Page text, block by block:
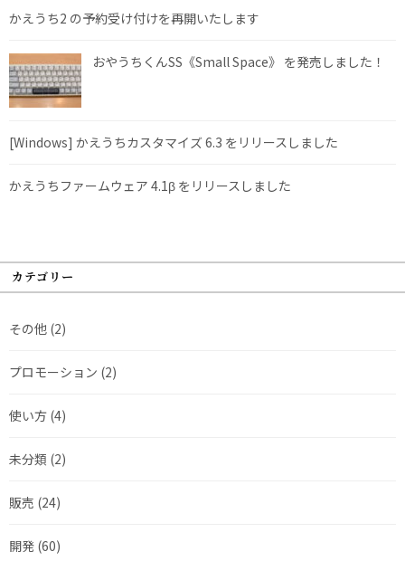
かえうち2 の予約受け付けを再開いたします
おやうちくんSS《Small Space》 を発売しました！
[Windows] かえうちカスタマイズ 6.3 をリリースしました
かえうちファームウェア 4.1β をリリースしました
カテゴリー
その他 (2)
プロモーション (2)
使い方 (4)
未分類 (2)
販売 (24)
開発 (60)